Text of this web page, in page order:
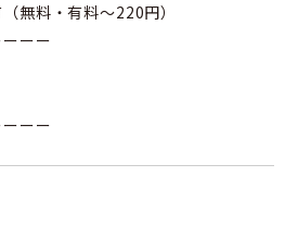
料・有料～220円）
ーー
ーー